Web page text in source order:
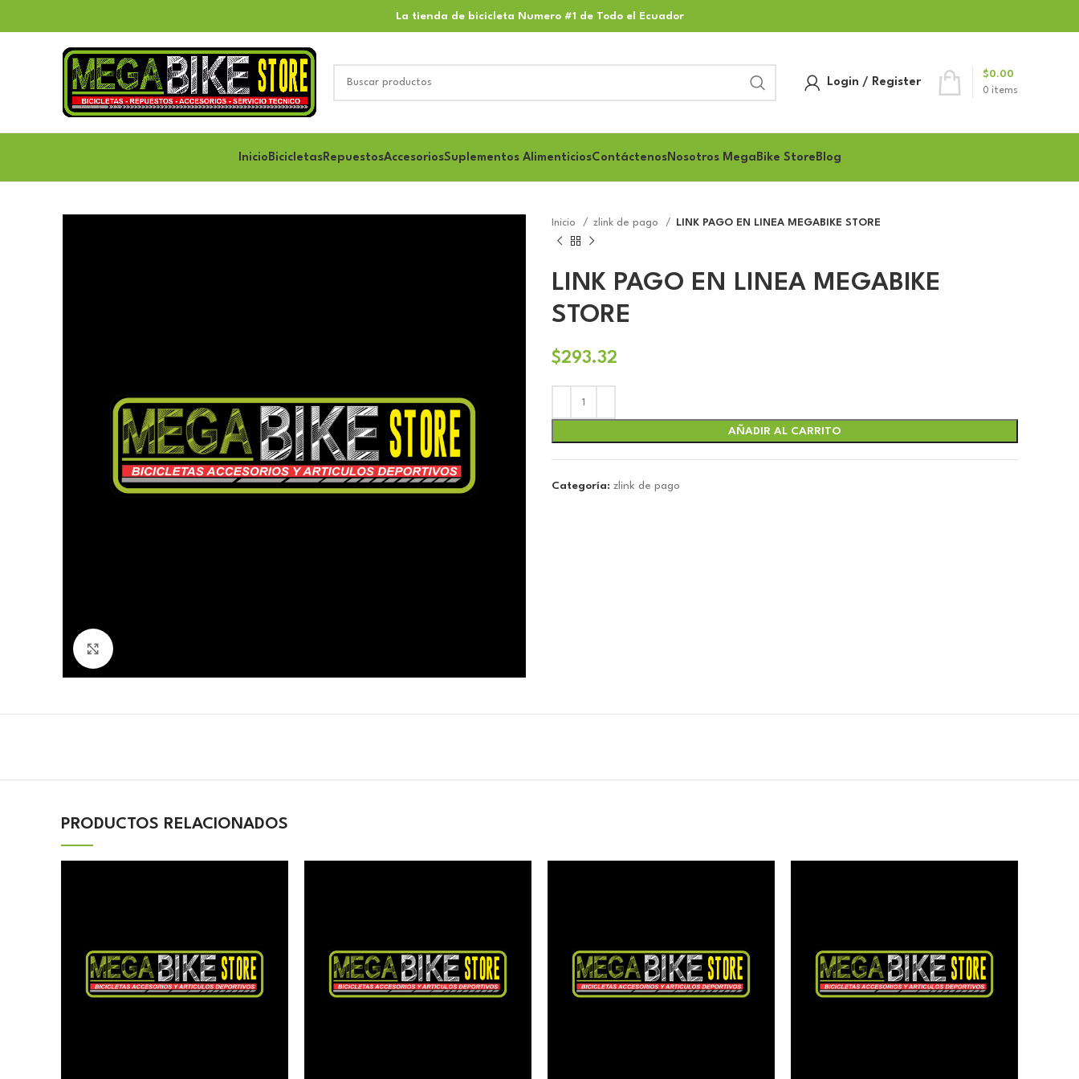
La tienda de bicicleta Numero #1 de Todo el Ecuador
Login / Register
0 items
$0.00
Inicio BicicletasRepuestosAccesoriosSuplementos AlimenticiosContáctenosNosotros MegaBike Store Blog
Inicio zlink de pago LINK PAGO EN LINEA MEGABIKE STORE
LINK PAGO EN LINEA MEGABIKE
STORE
$293.32
AÑADIR AL CARRITO
Categoría: zlink de pago
PRODUCTOS RELACIONADOS